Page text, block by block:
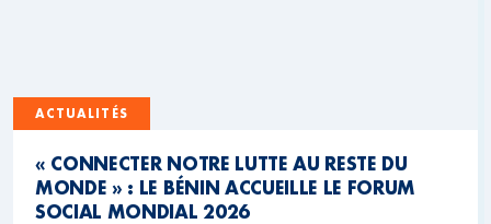
ACTUALITÉS
« CONNECTER NOTRE LUTTE AU RESTE DU
MONDE » : LE BÉNIN ACCUEILLE LE FORUM
SOCIAL MONDIAL 2026